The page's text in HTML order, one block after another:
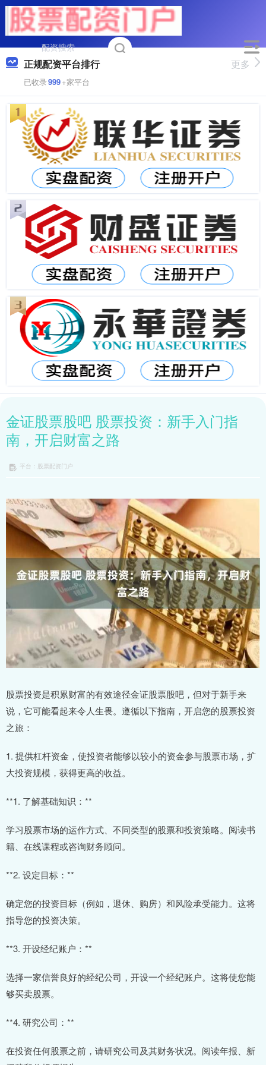
正规配资平台排行
已收录999+家平台
更多
金证股票股吧 股票投资：新手入门指
南，开启财富之路
平台：股票配资门户
股票投资是积累财富的有效途径金证股票股吧，但对于新手来
说，它可能看起来令人生畏。遵循以下指南，开启您的股票投资
之旅：
1. 提供杠杆资金，使投资者能够以较小的资金参与股票市场，扩
大投资规模，获得更高的收益。
**1. 了解基础知识：**
学习股票市场的运作方式、不同类型的股票和投资策略。阅读书
籍、在线课程或咨询财务顾问。
**2. 设定目标：**
确定您的投资目标（例如，退休、购房）和风险承受能力。这将
指导您的投资决策。
**3. 开设经纪账户：**
选择一家信誉良好的经纪公司，开设一个经纪账户。这将使您能
够买卖股票。
**4. 研究公司：**
在投资任何股票之前，请研究公司及其财务状况。阅读年报、新